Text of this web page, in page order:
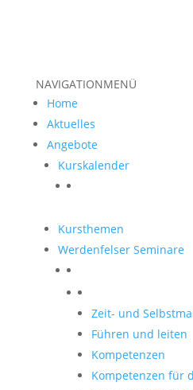
NAVIGATIONMENÜ
Home
Aktuelles
Angebote
Kurskalender
Kursthemen
Werdenfelser Seminare
Zeit- und
Führen und leiten
Kompetenzen
Kompetenzen für